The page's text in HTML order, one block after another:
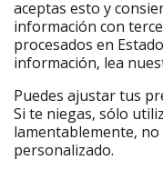
Urlaubspiraten
TravelPirates
Nuestro grupo
HolidayPirates
Conócenos mejor
Sobre ViajerosPiratas
aceptas esto y
información con
procesados en
información, lea
Puedes ajustar tus
Si te niegas, sólo
lamentablemente,
personalizado.